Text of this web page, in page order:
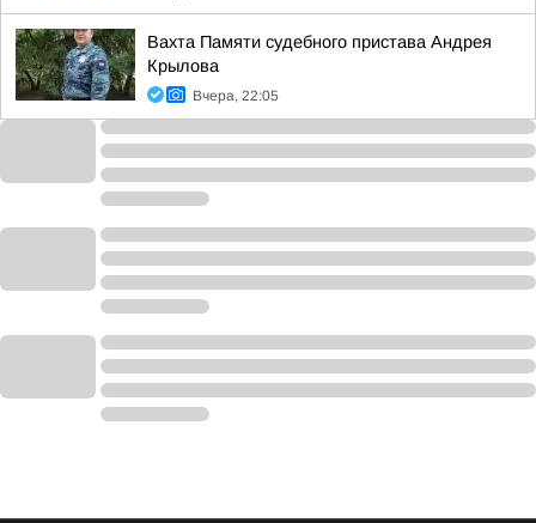
Вахта Памяти судебного пристава Андрея
Крылова
Вчера, 22:05